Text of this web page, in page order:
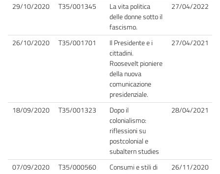
29/10/2020 T35/001345
La vita politica
delle donne sotto il
fascismo.
27/04/2022
26/10/2020 T35/001701
Il Presidente e i
cittadini.
Roosevelt pioniere
della nuova
comunicazione
presidenziale.
27/04/2021
18/09/2020 T35/001323
Dopo il
colonialismo:
riflessioni su
postcolonial e
subaltern studies
28/04/2021
07/09/2020 T35/000560
Consumi e stili di
26/11/2020